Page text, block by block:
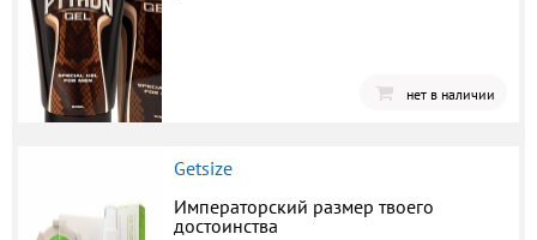
нет в наличии
Getsize
Императорский размер твоего
достоинства